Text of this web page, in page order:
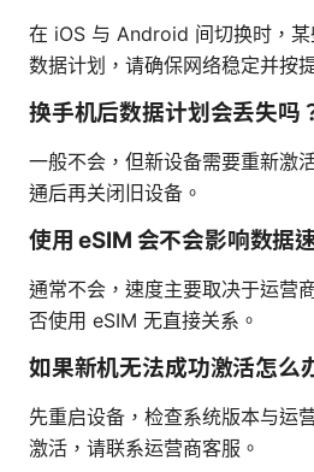
在 iOS 与 Android 间切换时，
数据计划，请确保网络稳定并按
换手机后数据计划会丢失吗
一般不会，但新设备需要重新激
通后再关闭旧设备。
使用 eSIM 会不会影响数据
通常不会，速度主要取决于运营
否使用 eSIM 无直接关系。
如果新机无法成功激活怎么
先重启设备，检查系统版本与运
激活，请联系运营商客服。